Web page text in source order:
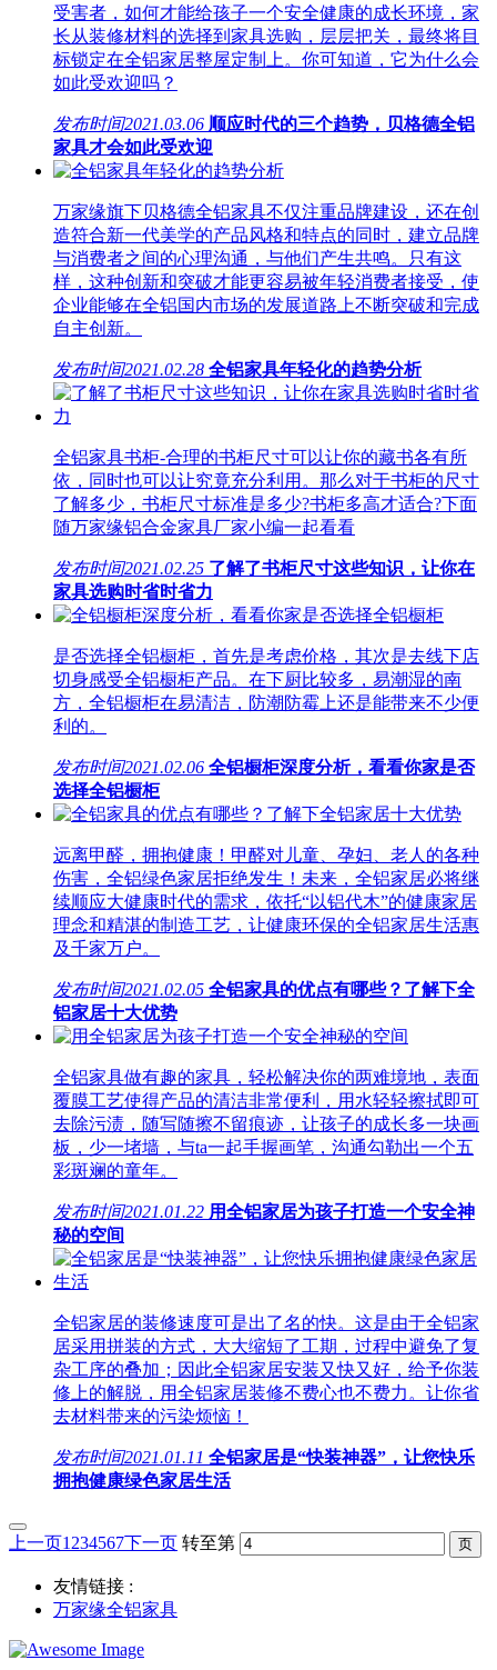
受害者，如何才能给孩子一个安全健康的成长环境，家
长从装修材料的选择到家具选购，层层把关，最终将目
标锁定在全铝家居整屋定制上。你可知道，它为什么会
如此受欢迎吗？
发布时间2021.03.06 顺应时代的三个趋势，贝格德全铝
家具才会如此受欢迎
万家缘旗下贝格德全铝家具不仅注重品牌建设，还在创
造符合新一代美学的产品风格和特点的同时，建立品牌
与消费者之间的心理沟通，与他们产生共鸣。只有这
样，这种创新和突破才能更容易被年轻消费者接受，使
企业能够在全铝国内市场的发展道路上不断突破和完成
自主创新。
发布时间2021.02.28 全铝家具年轻化的趋势分析
全铝家具书柜-合理的书柜尺寸可以让你的藏书各有所
依，同时也可以让究竟充分利用。那么对于书柜的尺寸
了解多少，书柜尺寸标准是多少?书柜多高才适合?下面
随万家缘铝合金家具厂家小编一起看看
发布时间2021.02.25 了解了书柜尺寸这些知识，让你在
家具选购时省时省力
是否选择全铝橱柜，首先是考虑价格，其次是去线下店
切身感受全铝橱柜产品。在下厨比较多，易潮湿的南
方，全铝橱柜在易清洁，防潮防霉上还是能带来不少便
利的。
发布时间2021.02.06 全铝橱柜深度分析，看看你家是否
选择全铝橱柜
远离甲醛，拥抱健康！甲醛对儿童、孕妇、老人的各种
伤害，全铝绿色家居拒绝发生！未来，全铝家居必将继
续顺应大健康时代的需求，依托“以铝代木”的健康家居
理念和精湛的制造工艺，让健康环保的全铝家居生活惠
及千家万户。
发布时间2021.02.05 全铝家具的优点有哪些？了解下全
铝家居十大优势
全铝家具做有趣的家具，轻松解决你的两难境地，表面
覆膜工艺使得产品的清洁非常便利，用水轻轻擦拭即可
去除污渍，随写随擦不留痕迹，让孩子的成长多一块画
板，少一堵墙，与ta一起手握画笔，沟通勾勒出一个五
彩斑斓的童年。
发布时间2021.01.22 用全铝家居为孩子打造一个安全神
秘的空间
全铝家居的装修速度可是出了名的快。这是由于全铝家
居采用拼装的方式，大大缩短了工期，过程中避免了复
杂工序的叠加；因此全铝家居安装又快又好，给予你装
修上的解脱，用全铝家居装修不费心也不费力。让你省
去材料带来的污染烦恼！
发布时间2021.01.11 全铝家居是“快装神器”，让您快乐
拥抱健康绿色家居生活
上一页1 234567下一页 转至第
友情链接 :
万家缘全铝家具